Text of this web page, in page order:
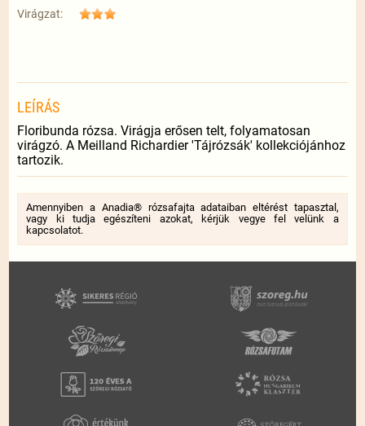
Virágzat:
LEÍRÁS
Floribunda rózsa. Virágja erősen telt, folyamatosan
virágzó. A Meilland Richardier 'Tájrózsák' kollekciójánhoz
tartozik.
Amennyiben a Anadia® rózsafajta adataiban eltérést tapasztal,
vagy ki tudja egészíteni azokat, kérjük vegye fel velünk a
kapcsolatot.